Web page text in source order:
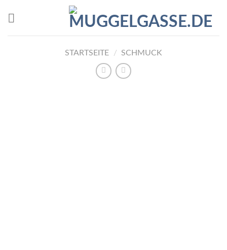
STARTSEITE / SCHMUCK